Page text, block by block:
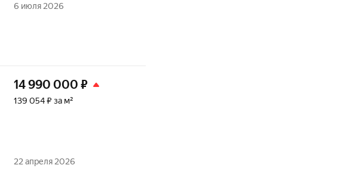
6 июля 2026
14 990 000 ₽
139 054 ₽ за м²
22 апреля 2026